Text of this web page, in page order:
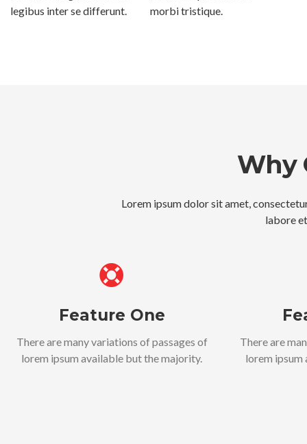
legibus inter se differunt.
morbi tristique.
Why
Lorem ipsum dolor sit amet,
labore
Feature One
There are many variations of passages of
lorem ipsum available but the majority.
There are
lorem ipsum